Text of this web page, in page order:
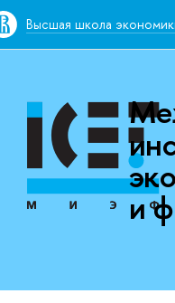
Высшая школа
и